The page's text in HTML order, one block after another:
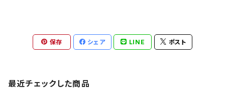
保存 シェア LINE ポスト
最近チェックした商品